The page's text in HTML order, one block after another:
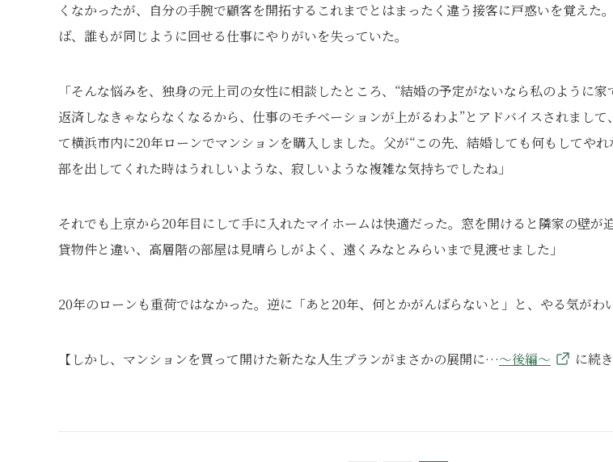
くなかったが、自分の手腕で顧客を開拓するこれまでとはまったく違う接客に戸惑いを覚えた
ば、誰もが同じように回せる仕事にやりがいを失っていた。
「そんな悩みを、独身の元上司の女性に相談したところ、“結婚の予定がないなら私のように
返済しなきゃならなくなるから、仕事のモチベーションが上がるわよ”とアドバイスされまして
て横浜市内に20年ローンでマンションを購入しました。父が“この先、結婚しても何もしてや
部を出してくれた時はうれしいような、寂しいような複雑な気持ちでしたね」
それでも上京から20年目にして手に入れたマイホームは快適だった。窓を開けると隣家の壁が
貸物件と違い、高層階の部屋は見晴らしがよく、遠くみなとみらいまで見渡せました」
20年のローンも重荷ではなかった。逆に「あと20年、何とかがんばらないと」と、やる気がわ
【しかし、マンションを買って開けた新たな人生プランがまさかの展開に…～後編～ に続